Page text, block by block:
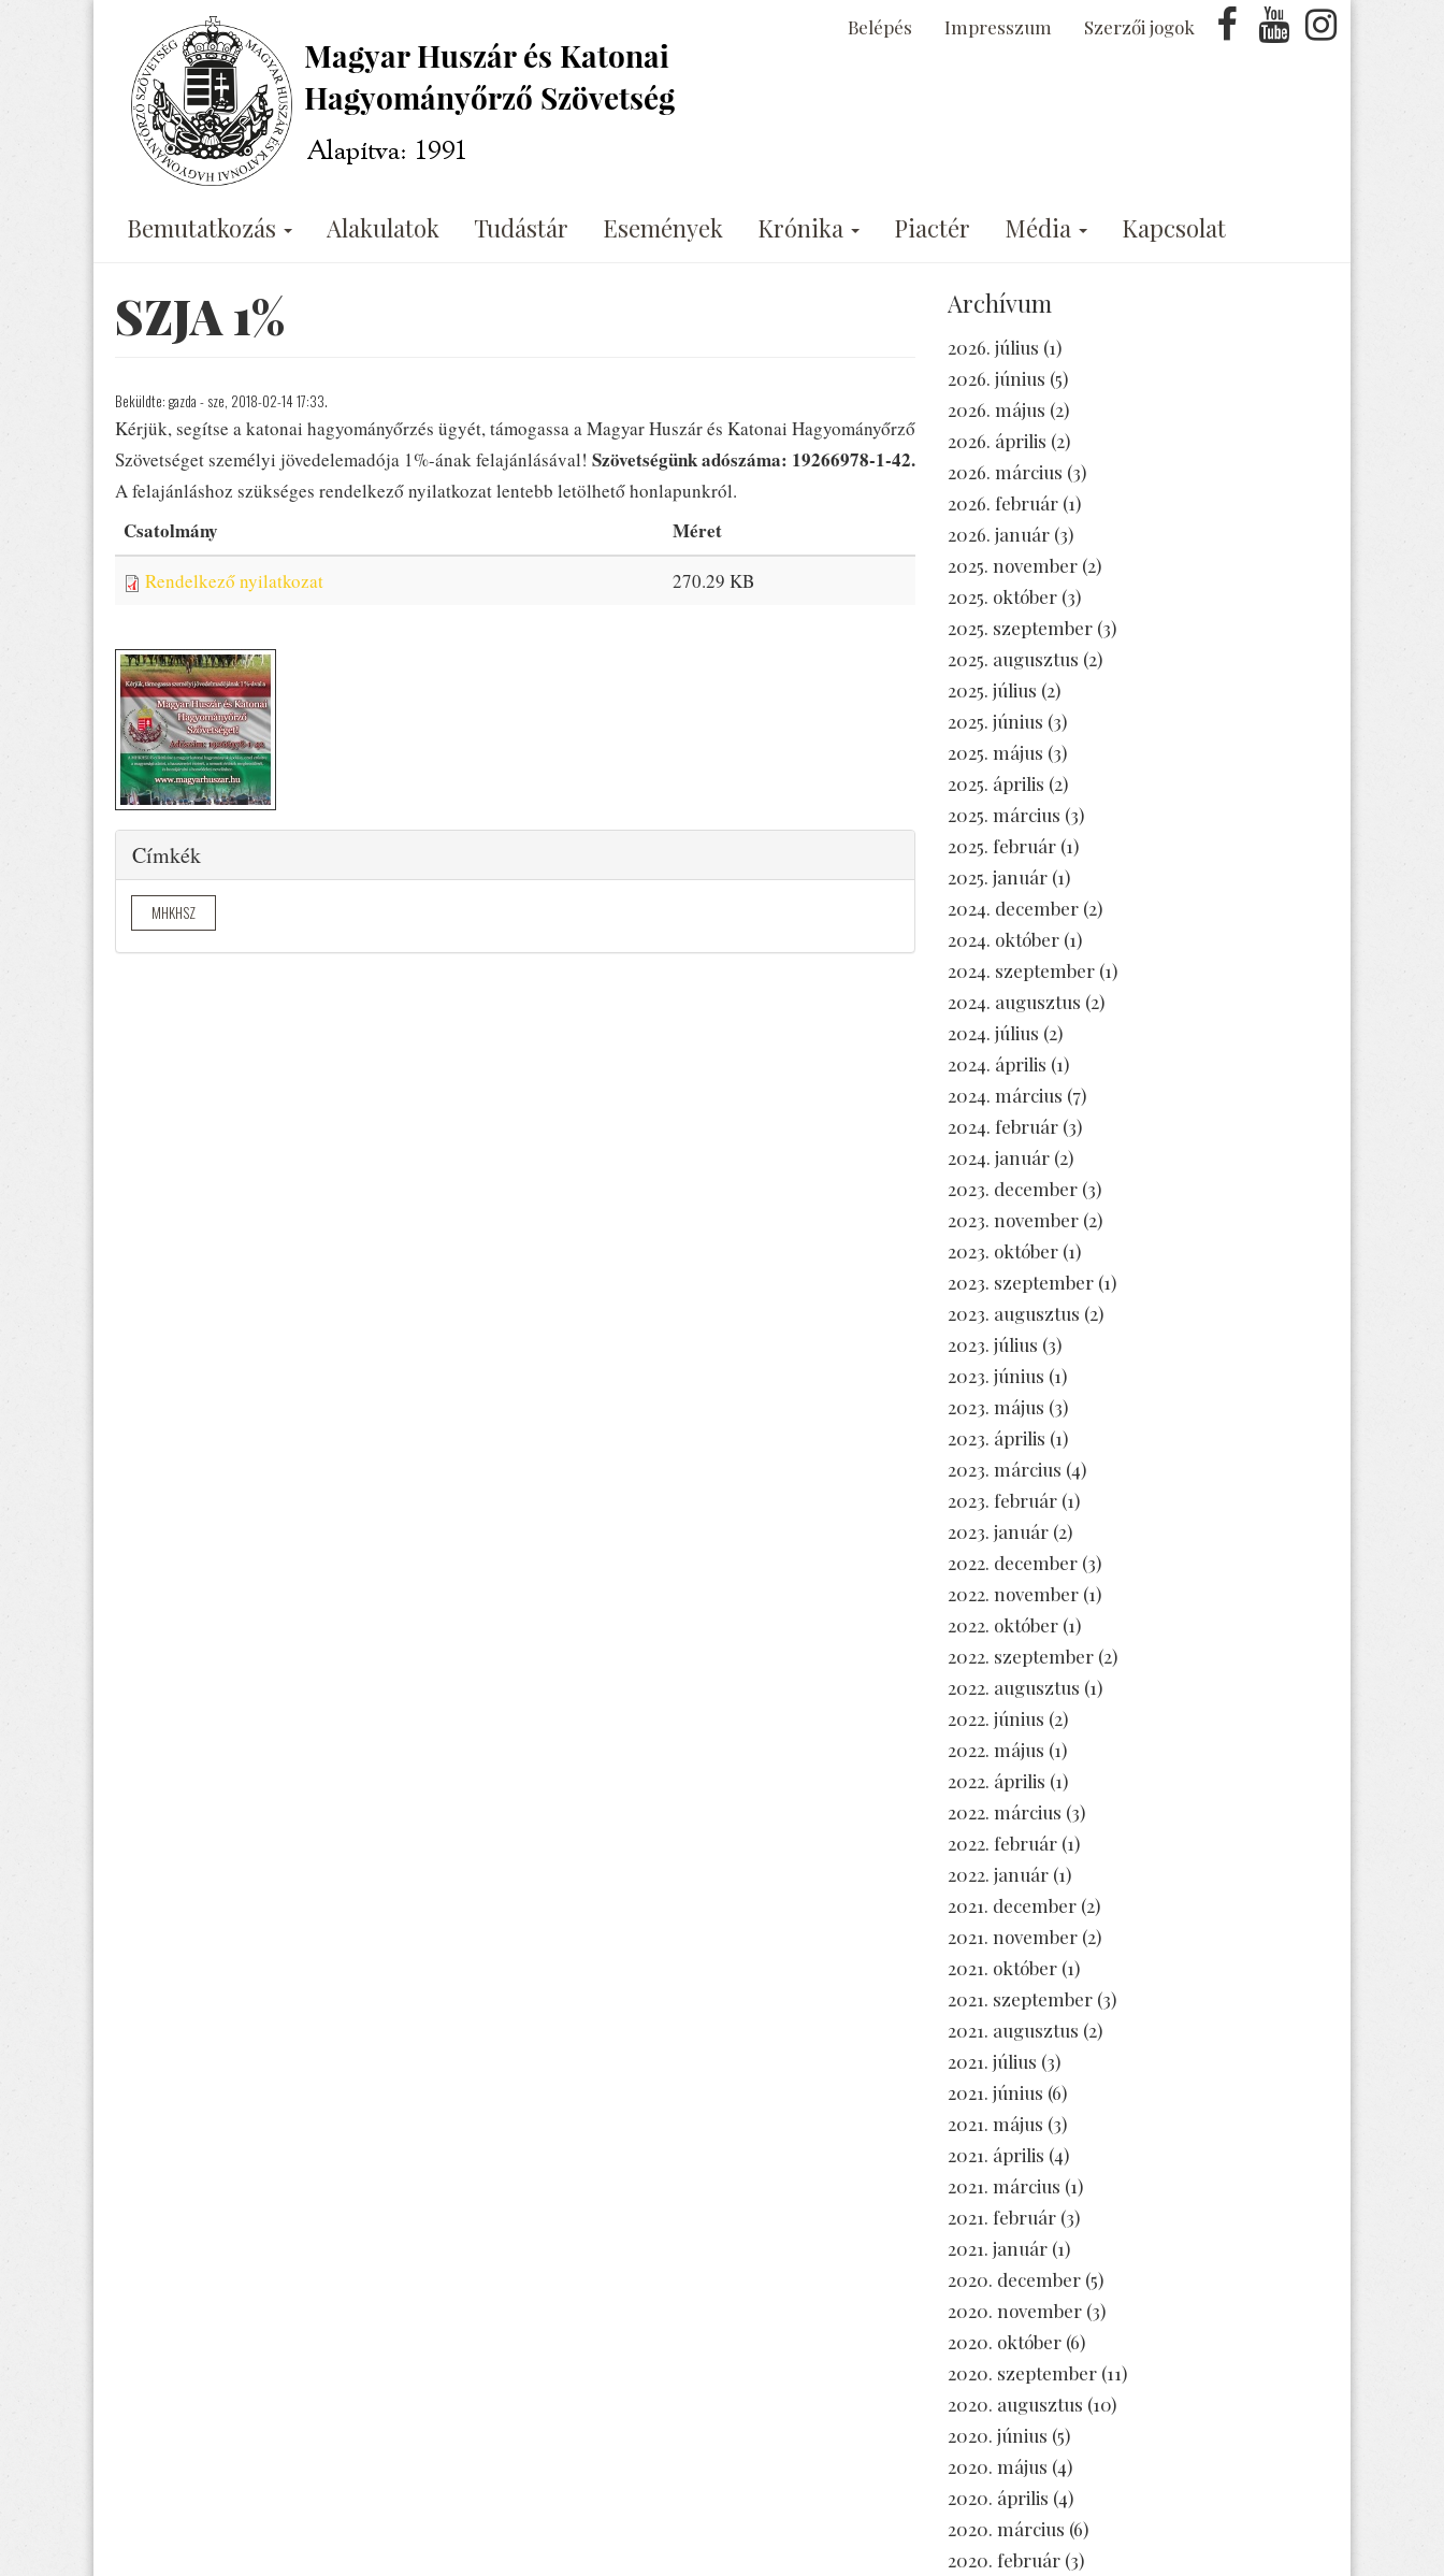
Belépés Impresszum Szerzői jogok
Bemutatkozás Alakulatok Tudástár Események Krónika Piactér Média Kapcsolat
SZJA 1%
Beküldte: gazda - sze, 2018-02-14 17:33.
Kérjük, segítse a katonai hagyományőrzés ügyét, támogassa a Magyar Huszár és Katonai Hagyományőrző
Szövetséget személyi jövedelemadója 1%-ának felajánlásával! Szövetségünk adószáma: 19266978-1-42.
A felajánláshoz szükséges rendelkező nyilatkozat lentebb letölhető honlapunkról.
Csatolmány Méret
Rendelkező nyilatkozat 270.29 KB
Elrejtés
Címkék
MHKHSZ
Archívum
2026. július (1)
2026. június (5)
2026. május (2)
2026. április (2)
2026. március (3)
2026. február (1)
2026. január (3)
2025. november (2)
2025. október (3)
2025. szeptember (3)
2025. augusztus (2)
2025. július (2)
2025. június (3)
2025. május (3)
2025. április (2)
2025. március (3)
2025. február (1)
2025. január (1)
2024. december (2)
2024. október (1)
2024. szeptember (1)
2024. augusztus (2)
2024. július (2)
2024. április (1)
2024. március (7)
2024. február (3)
2024. január (2)
2023. december (3)
2023. november (2)
2023. október (1)
2023. szeptember (1)
2023. augusztus (2)
2023. július (3)
2023. június (1)
2023. május (3)
2023. április (1)
2023. március (4)
2023. február (1)
2023. január (2)
2022. december (3)
2022. november (1)
2022. október (1)
2022. szeptember (2)
2022. augusztus (1)
2022. június (2)
2022. május (1)
2022. április (1)
2022. március (3)
2022. február (1)
2022. január (1)
2021. december (2)
2021. november (2)
2021. október (1)
2021. szeptember (3)
2021. augusztus (2)
2021. július (3)
2021. június (6)
2021. május (3)
2021. április (4)
2021. március (1)
2021. február (3)
2021. január (1)
2020. december (5)
2020. november (3)
2020. október (6)
2020. szeptember (11)
2020. augusztus (10)
2020. június (5)
2020. május (4)
2020. április (4)
2020. március (6)
2020. február (3)